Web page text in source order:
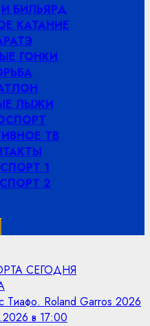
БИЛЬЯРД
КАТАНИЕ
ГОНКИ
ЛЫЖИ
ТВ
1
2
СЕГОДНЯ
Roland Garros 2026
в 17:00